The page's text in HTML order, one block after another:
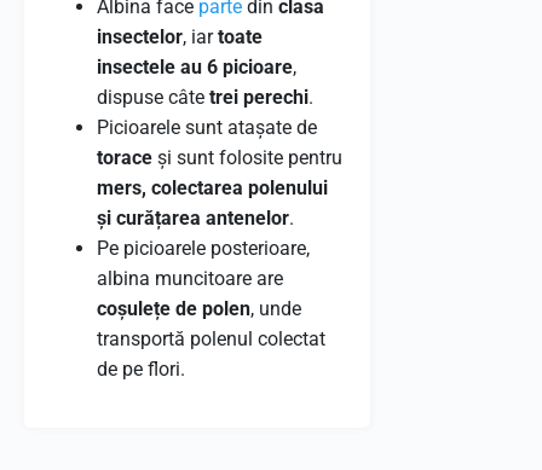
Albina face parte din clasa
insectelor, iartoate
insectele au 6 picioare,
dispuse câte trei perechi.
Picioarele sunt atașate de
torace și sunt folosite pentru
mers, colectarea polenului
și curățarea antenelor.
Pe picioarele posterioare,
albina muncitoare are
coșulețe de polen, unde
transportă polenul colectat
de pe flori.